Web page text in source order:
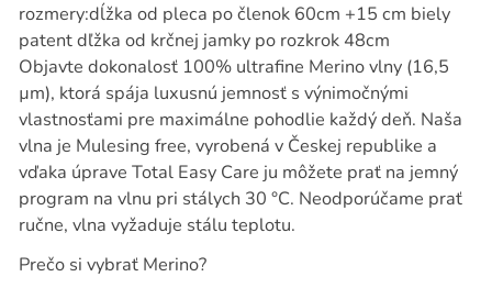
rozmery:dĺžka od pleca po členok 60cm +15 cm biely
patent dľžka od krčnej jamky po rozkrok 48cm
Objavte dokonalosť 100% ultrafine Merino vlny (16,5
µm), ktorá spája luxusnú jemnosť s výnimočnými
vlastnosťami pre maximálne pohodlie každý deň. Naša
vlna je Mulesing free, vyrobená v Českej republike a
vďaka úprave Total Easy Care ju môžete prať na jemný
program na vlnu pri stálych 30 °C. Neodporúčame prať
ručne, vlna vyžaduje stálu teplotu.
Prečo si vybrať Merino?